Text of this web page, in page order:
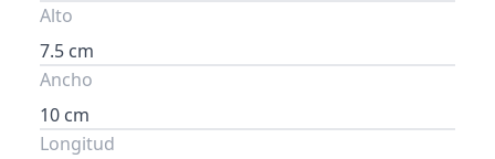
Alto
7.5 cm
Ancho
10 cm
Longitud